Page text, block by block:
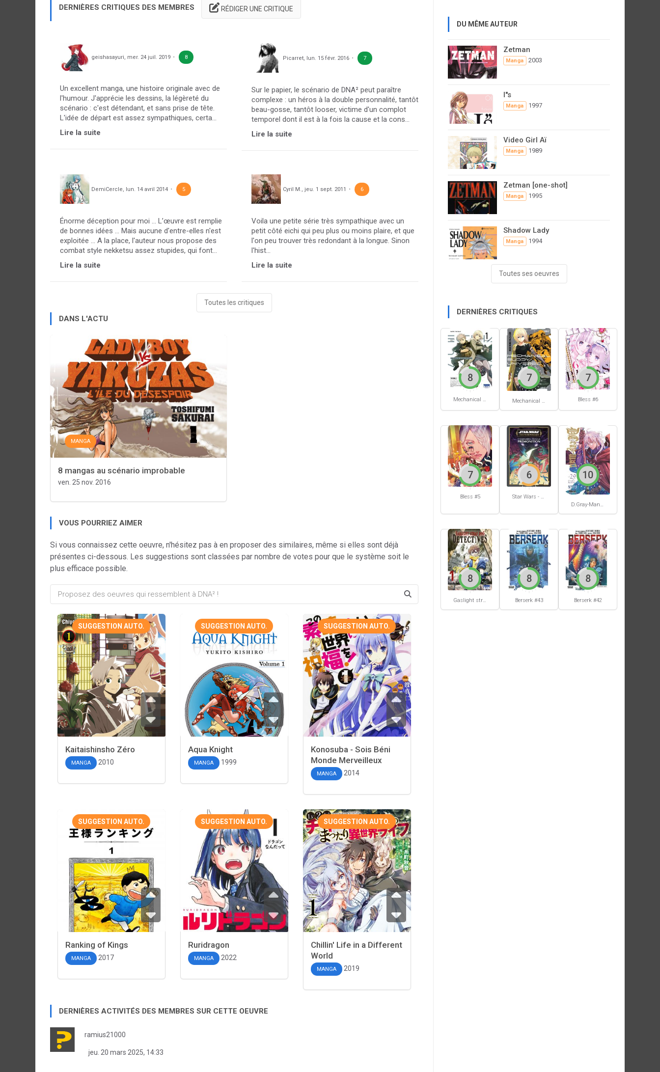
DERNIÈRES CRITIQUES DES MEMBRES RÉDIGER UNE CRITIQUE
geishasayuri, mer. 24 juil. 2019 8
Un excellent manga, une histoire originale avec de
l'humour. J'apprécie les dessins, la légèreté du
scénario : c'est détendant, et sans prise de tête.
L'idée de départ est assez sympathiques, certa...
Lire la suite
Picarret, lun. 15 févr. 2016 7
Sur le papier, le scénario de DNA² peut paraître
complexe : un héros à la double personnalité, tantôt
beau-gosse, tantôt looser, victime d'un complot
temporel dont il est à la fois la cause et la cons...
Lire la suite
DemiCercle, lun. 14 avril 2014 5
Énorme déception pour moi ... L’œuvre est remplie
de bonnes idées ... Mais aucune d'entre-elles n'est
exploitée ... A la place, l'auteur nous propose des
combat style nekketsu assez stupides, qui font...
Lire la suite
Cyril M., jeu. 1 sept. 2011 6
Voila une petite série très sympathique avec un
petit côté eichi qui peu plus ou moins plaire, et que
l'on peu trouver très redondant à la longue. Sinon
l'hist...
Lire la suite
Toutes les critiques
DANS L'ACTU
MANGA
8 mangas au scénario improbable
ven. 25 nov. 2016
VOUS POURRIEZ AIMER
Si vous connaissez cette oeuvre, n'hésitez pas à en proposer des similaires, même si elles sont déjà
présentes ci-dessous. Les suggestions sont classées par nombre de votes pour que le système soit le
plus efficace possible.
SUGGESTION AUTO.
Kaitaishinsho Zéro
MANGA 2010
SUGGESTION AUTO.
Aqua Knight
MANGA 1999
SUGGESTION AUTO.
Konosuba - Sois Béni
Monde Merveilleux
MANGA 2014
SUGGESTION AUTO.
Ranking of Kings
MANGA 2017
SUGGESTION AUTO.
Ruridragon
MANGA 2022
SUGGESTION AUTO.
Chillin' Life in a Different
World
MANGA 2019
DERNIÈRES ACTIVITÉS DES MEMBRES SUR CETTE OEUVRE
ramius21000
jeu. 20 mars 2025, 14:33
DU MÊME AUTEUR
Zetman
Manga 2003
I''s
Manga 1997
Video Girl Aï
Manga 1989
Zetman [one-shot]
Manga 1995
Shadow Lady
Manga 1994
Toutes ses oeuvres
DERNIÈRES CRITIQUES
Mechanical Buddy Universe #1
8
Mechanical Buddy Universe #0
7
Bless #6
7
Bless #5
7
Star Wars - La Haute République - Un équilibre fragile
6
D.Gray-Man #29
10
Gaslight stray dog detectives #1
8
Berserk #43
8
Berserk #42
8